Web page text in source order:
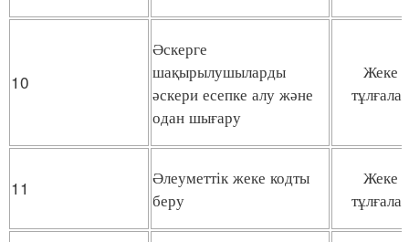
10
Әскерге
шақырылушыларды
әскери есепке алу және
одан шығару
Жеке
тұлғалар
11
Әлеуметтік жеке кодты
беру
Жеке
тұлғалар